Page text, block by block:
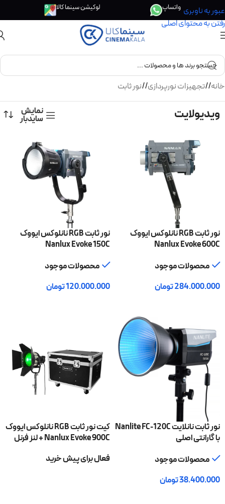
عبور به ناوبری
رفتن به محتوای اصلی
واتساپ لوکیشن سینما کالا
خانه/ تجهیزات نورپردازی/ نور ثابت
ویدیولایت نمایش
سایدبار
نور ثابت RGB نانلوکس ایووک
Nanlux Evoke 600C
محصولات موجود
284.000.000تومان
نور ثابت RGB نانلوکس ایووک
Nanlux Evoke 150C
محصولات موجود
120.000.000تومان
نور ثابت نانلایت Nanlite FC-120C
با گارانتی اصلی
محصولات موجود
38.400.000تومان
کیت نور ثابت RGB نانلوکس ایووک
Nanlux Evoke 900C + لنز فرنل
فعال برای پیش خرید